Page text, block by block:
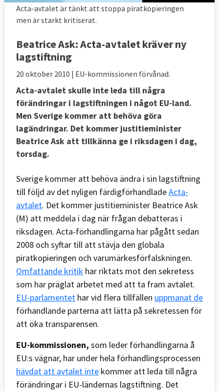
Acta-avtalet är tänkt att stoppa piratkopieringen
men är starkt kritiserat.
Beatrice Ask: Acta-avtalet kräver ny
lagstiftning
20 oktober 2010 | EU-kommissionen förvånad.
Acta-avtalet skulle inte leda till några
förändringar i lagstiftningen i något EU-land.
Men Sverige kommer att behöva göra
lagändringar. Det kommer justitieminister
Beatrice Ask att tillkänna ge i riksdagen i dag,
torsdag.
Sverige kommer att behöva ändra i sin lagstiftning
till följd av det nyligen färdigförhandladeActa-
avtalet. Det kommer justitieminister Beatrice Ask
(M) att meddela i dag när frågan debatteras i
riksdagen. Acta-förhandlingarna har pågått sedan
2008 och syftar till att stävja den globala
piratkopieringen och varumärkesförfalskningen.
Omfattande kritik har riktats mot den sekretess
som har präglat arbetet med att ta fram avtalet.
EU-parlamentet har vid flera tillfällen uppmanat de
förhandlande parterna att lätta på sekretessen för
att öka transparensen.
EU-kommissionen, som leder förhandlingarna å
EU:s vägnar, har under hela förhandlingsprocessen
hävdat att avtalet inte kommer att leda till några
förändringar i EU-ländernas lagstiftning. Det